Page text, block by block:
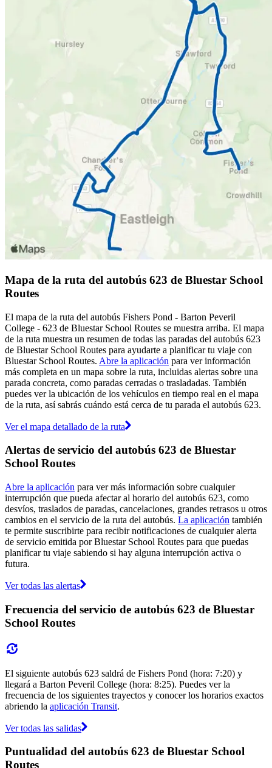
Mapa de la ruta del autobús 623 de Bluestar School
Routes
El mapa de la ruta del autobús Fishers Pond - Barton Peveril
College - 623 de Bluestar School Routes se muestra arriba. El mapa
de la ruta muestra un resumen de todas las paradas del autobús 623
de Bluestar School Routes para ayudarte a planificar tu viaje con
Bluestar School Routes. Abre la aplicación para ver información
más completa en un mapa sobre la ruta, incluidas alertas sobre una
parada concreta, como paradas cerradas o trasladadas. También
puedes ver la ubicación de los vehículos en tiempo real en el mapa
de la ruta, así sabrás cuándo está cerca de tu parada el autobús 623.
Ver el mapa detallado de la ruta
Alertas de servicio del autobús 623 de Bluestar
School Routes
Abre la aplicación para ver más información sobre cualquier
interrupción que pueda afectar al horario del autobús 623, como
desvíos, traslados de paradas, cancelaciones, grandes retrasos u otros
cambios en el servicio de la ruta del autobús. La aplicación también
te permite suscribirte para recibir notificaciones de cualquier alerta
de servicio emitida por Bluestar School Routes para que puedas
planificar tu viaje sabiendo si hay alguna interrupción activa o
futura.
Ver todas las alertas
Frecuencia del servicio de autobús 623 de Bluestar
School Routes
El siguiente autobús 623 saldrá de Fishers Pond (hora: 7:20) y
llegará a Barton Peveril College (hora: 8:25). Puedes ver la
frecuencia de los siguientes trayectos y conocer los horarios exactos
abriendo la aplicación Transit.
Ver todas las salidas
Puntualidad del autobús 623 de Bluestar School
Routes